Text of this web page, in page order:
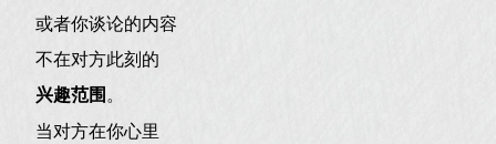
或者你谈论的内容
不在对方此刻的
兴趣范围。
当对方在你心里